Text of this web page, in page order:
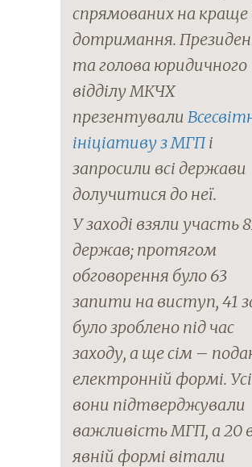
спрямованих на краще
дотримання.
та голова юридичного
відділу МКЧХ
презентували
ініціативу з МГПі
запросили всі держави
долучитися до неї.
У заході взяли участь
держав; протягом
обговорення було 63
запити на виступ, 41
було зроблено під час
заходу, а ще сім –
електронній формі. Усі
вони підтверджували
важливість МГП, а 20
явній формі вітали